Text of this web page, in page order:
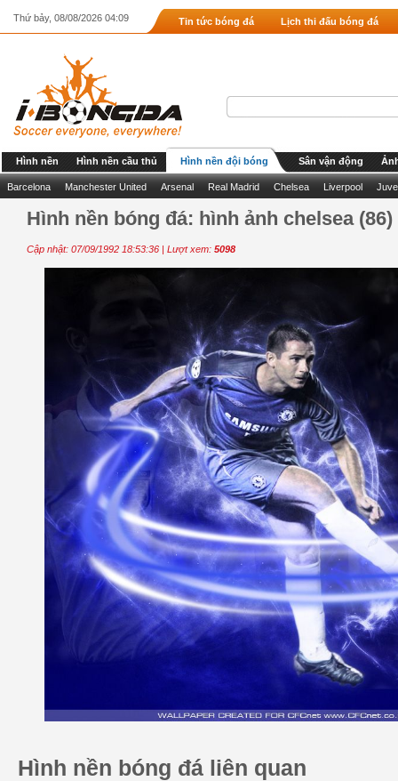
Thứ bảy, 08/08/2026 04:09 Tin tức bóng đá Lịch thi đấu bóng đá
Hình nền Hình nền cầu thủ Hình nền đội bóng Sân vận động
Barcelona Manchester United Arsenal Real Madrid Chelsea Liverpool
Hình nền bóng đá: hình ảnh chelsea (86)
Cập nhật: 07/09/1992 18:53:36 | Lượt xem: 5098
Hình nền bóng đá liên quan